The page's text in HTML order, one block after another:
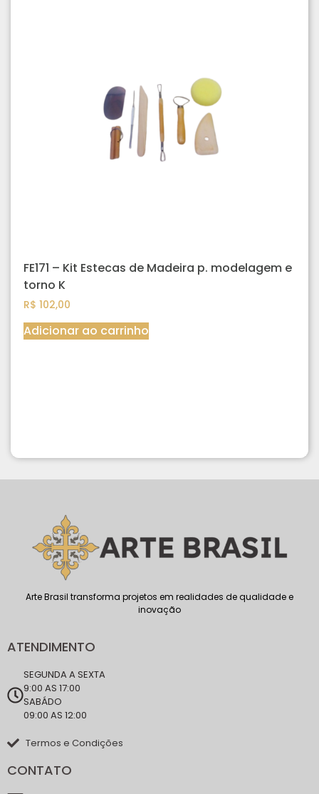
FE171 – Kit Estecas de Madeira p. modelagem e
torno K
R$ 102,00
Adicionar ao carrinho
Arte Brasil transforma projetos em realidades de qualidade e
inovação
ATENDIMENTO
SEGUNDA A SEXTA
9:00 AS 17:00
SABÁDO
09:00 AS 12:00
Termos e Condições
CONTATO